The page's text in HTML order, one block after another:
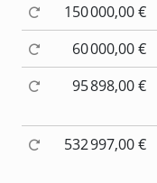
150 000,00 €
60 000,00 €
95 898,00 €
532 997,00 €